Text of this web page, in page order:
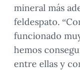
mineral más
feldespato.
funcionado
hemos
entre ellas y